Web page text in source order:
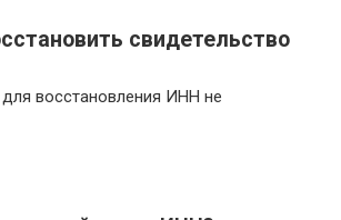
свидетельство
восстановления ИНН не